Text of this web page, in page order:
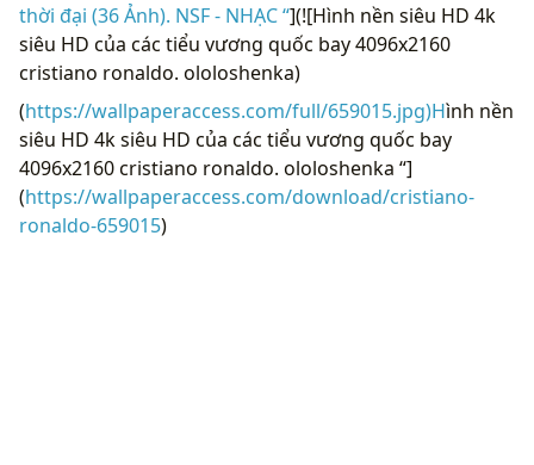
thời đại (36 Ảnh). NSF - NHẠC “](![Hình nền siêu HD 4k
siêu HD của các tiểu vương quốc bay 4096x2160
cristiano ronaldo. ololoshenka)
(https://wallpaperaccess.com/full/659015.jpg)Hình nền
siêu HD 4k siêu HD của các tiểu vương quốc bay
4096x2160 cristiano ronaldo. ololoshenka “]
(https://wallpaperaccess.com/download/cristiano-
ronaldo-659015)